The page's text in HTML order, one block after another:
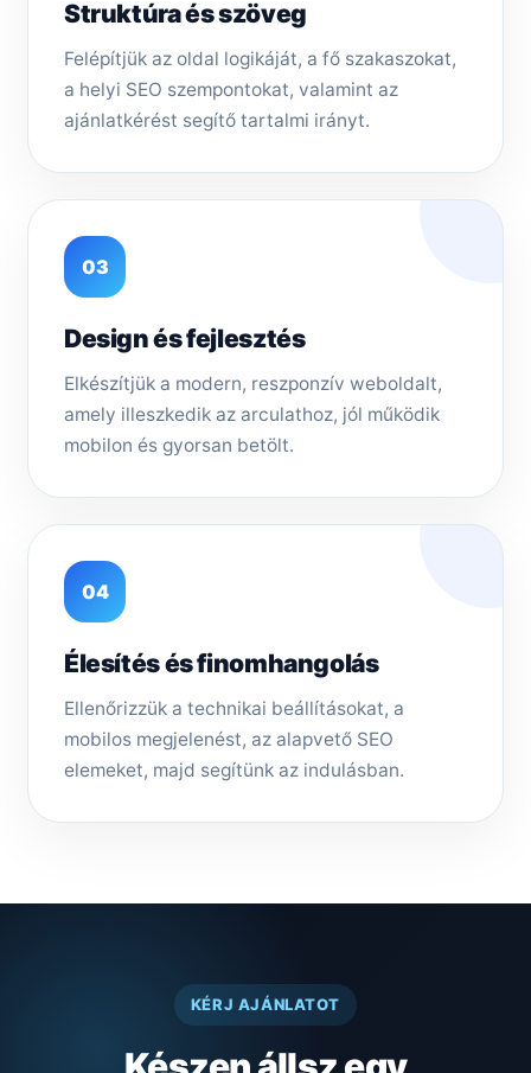
Struktúra és szöveg
Felépítjük az oldal logikáját, a fő szakaszokat,
a helyi SEO szempontokat, valamint az
ajánlatkérést segítő tartalmi irányt.
03
Design és fejlesztés
Elkészítjük a modern, reszponzív weboldalt,
amely illeszkedik az arculathoz, jól működik
mobilon és gyorsan betölt.
04
Élesítés és finomhangolás
Ellenőrizzük a technikai beállításokat, a
mobilos megjelenést, az alapvető SEO
elemeket, majd segítünk az indulásban.
KÉRJ AJÁNLATOT